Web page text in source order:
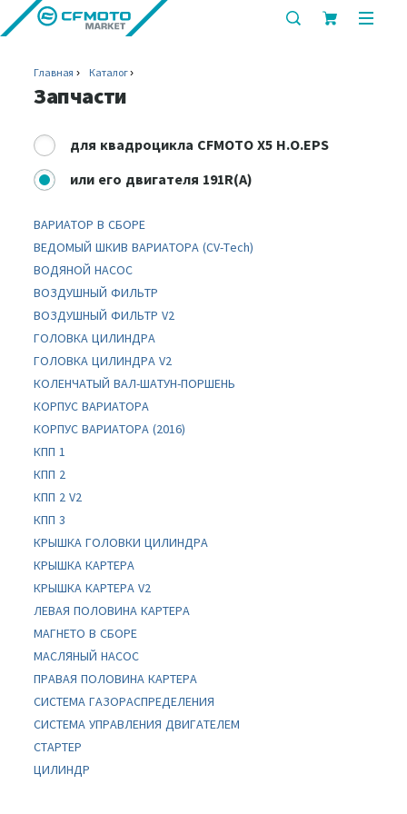
показать
Главная Каталог
Запчасти
для квадроцикла CFMOTO X5 H.O.EPS
или его двигателя 191R(A)
ВАРИАТОР В СБОРЕ
ВЕДОМЫЙ ШКИВ ВАРИАТОРА (CV-Tech)
ВОДЯНОЙ НАСОС
ВОЗДУШНЫЙ ФИЛЬТР
ВОЗДУШНЫЙ ФИЛЬТР V2
ГОЛОВКА ЦИЛИНДРА
ГОЛОВКА ЦИЛИНДРА V2
КОЛЕНЧАТЫЙ ВАЛ-ШАТУН-ПОРШЕНЬ
КОРПУС ВАРИАТОРА
КОРПУС ВАРИАТОРА (2016)
КПП 1
КПП 2
КПП 2 V2
КПП 3
КРЫШКА ГОЛОВКИ ЦИЛИНДРА
КРЫШКА КАРТЕРА
КРЫШКА КАРТЕРА V2
ЛЕВАЯ ПОЛОВИНА КАРТЕРА
МАГНЕТО В СБОРЕ
МАСЛЯНЫЙ НАСОС
ПРАВАЯ ПОЛОВИНА КАРТЕРА
СИСТЕМА ГАЗОРАСПРЕДЕЛЕНИЯ
СИСТЕМА УПРАВЛЕНИЯ ДВИГАТЕЛЕМ
СТАРТЕР
ЦИЛИНДР